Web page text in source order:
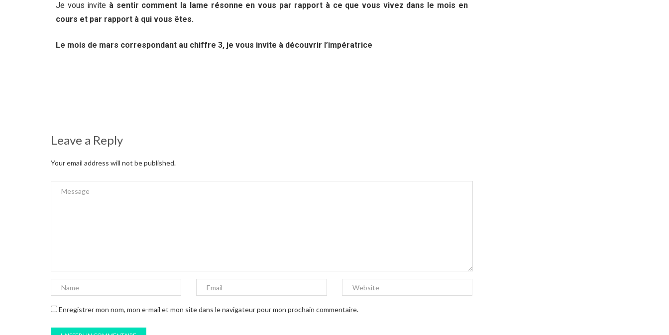
Je vous invite à sentir comment la lame résonne en vous par rapport à ce que vous vivez dans le mois en
cours et par rapport à qui vous êtes.
Le mois de mars correspondant au chiffre 3, je vous invite à découvrir l’impératrice
Leave a Reply
Your email address will not be published.
Enregistrer mon nom, mon e-mail et mon site dans le navigateur pour mon prochain commentaire.